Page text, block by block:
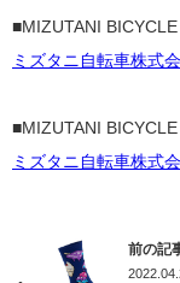
■MIZUTANI
ミズタニ自転車株式
■MIZUTANI
ミズタニ自転車株式
前の記